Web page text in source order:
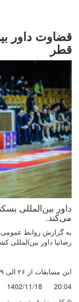
قضاوت داور
قطر
داور بین‌المللی
می‌کند.
به گزارش روابط عمومی
رضانیا داور
این مسابقات از ۲۶ الی ۲۹ بهمن ماه در دوحه قطر برگزار می‌شود.
20:04
1402/11/18